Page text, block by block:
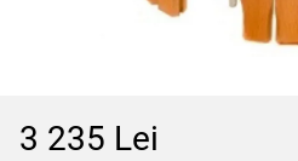
3 235 Lei